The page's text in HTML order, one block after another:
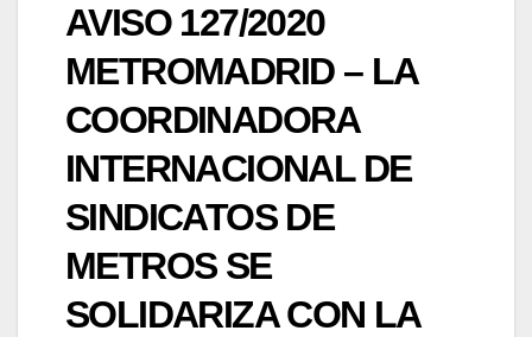
AVISO 127/2020
METROMADRID – LA
COORDINADORA
INTERNACIONAL DE
SINDICATOS DE
METROS SE
SOLIDARIZA CON LA